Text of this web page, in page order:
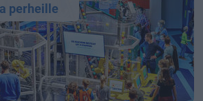
perheille